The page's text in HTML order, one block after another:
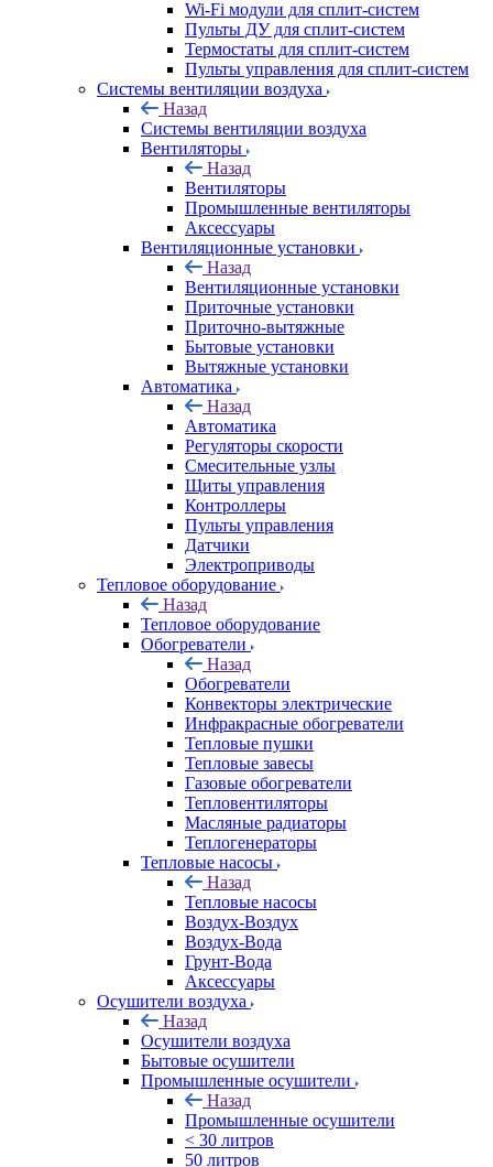
Wi-Fi модули для сплит-систем
Пульты ДУ для сплит-систем
Термостаты для сплит-систем
Пульты управления для сплит-систем
Системы вентиляции воздуха
Назад
Системы вентиляции воздуха
Вентиляторы
Назад
Вентиляторы
Промышленные вентиляторы
Аксессуары
Вентиляционные установки
Назад
Вентиляционные установки
Приточные установки
Приточно-вытяжные
Бытовые установки
Вытяжные установки
Автоматика
Назад
Автоматика
Регуляторы скорости
Смесительные узлы
Щиты управления
Контроллеры
Пульты управления
Датчики
Электроприводы
Тепловое оборудование
Назад
Тепловое оборудование
Обогреватели
Назад
Обогреватели
Конвекторы электрические
Инфракрасные обогреватели
Тепловые пушки
Тепловые завесы
Газовые обогреватели
Тепловентиляторы
Масляные радиаторы
Теплогенераторы
Тепловые насосы
Назад
Тепловые насосы
Воздух-Воздух
Воздух-Вода
Грунт-Вода
Аксессуары
Осушители воздуха
Назад
Осушители воздуха
Бытовые осушители
Промышленные осушители
Назад
Промышленные осушители
< 30 литров
50 литров